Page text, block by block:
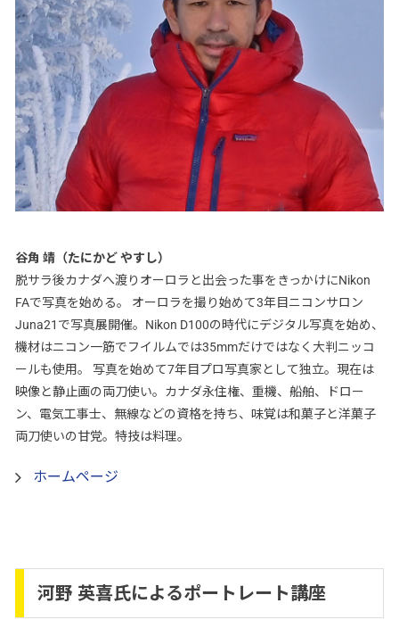
谷角 靖（たにかど やすし）
脱サラ後カナダへ渡りオーロラと出会った事をきっかけにNikon
FAで写真を始める。 オーロラを撮り始めて3年目ニコンサロン
Juna21で写真展開催。Nikon D100の時代にデジタル写真を始め、
機材はニコン一筋でフイルムでは35mmだけではなく大判ニッコ
ールも使用。 写真を始めて7年目プロ写真家として独立。現在は
映像と静止画の両刀使い。カナダ永住権、重機、船舶、ドロー
ン、電気工事士、無線などの資格を持ち、味覚は和菓子と洋菓子
両刀使いの甘党。特技は料理。
ホームページ
河野 英喜氏によるポートレート講座